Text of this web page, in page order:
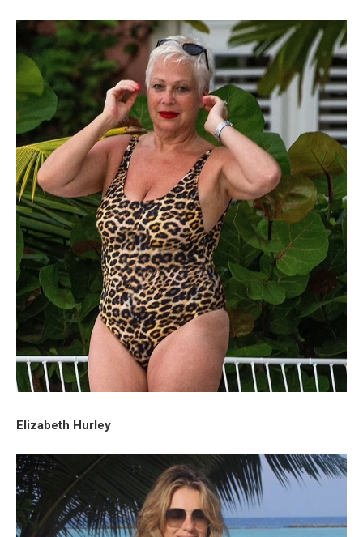
Elizabeth Hurley